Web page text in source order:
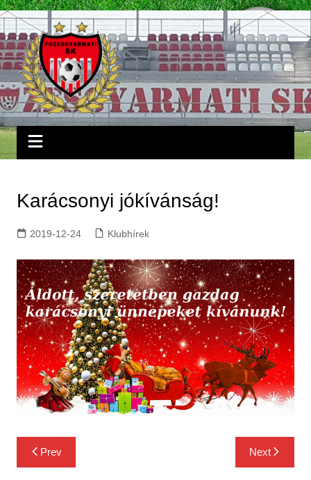
Skip
to
content
Karácsonyi jókívánság!
2019-12-24 Klubhírek
Bejegyzés
navigáció
Prev Next